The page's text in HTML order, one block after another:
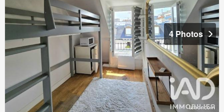
4 Photos